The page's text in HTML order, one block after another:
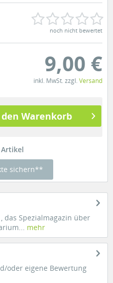
noch nicht bewertet
9,00 €
inkl. MwSt. zzgl. Versand
Warenkorb
Artikel
sichern**
das Spezialmagazin über
mehr
oder eigene Bewertung